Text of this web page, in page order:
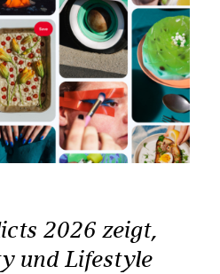
2026 zeigt,
und Lifestyle